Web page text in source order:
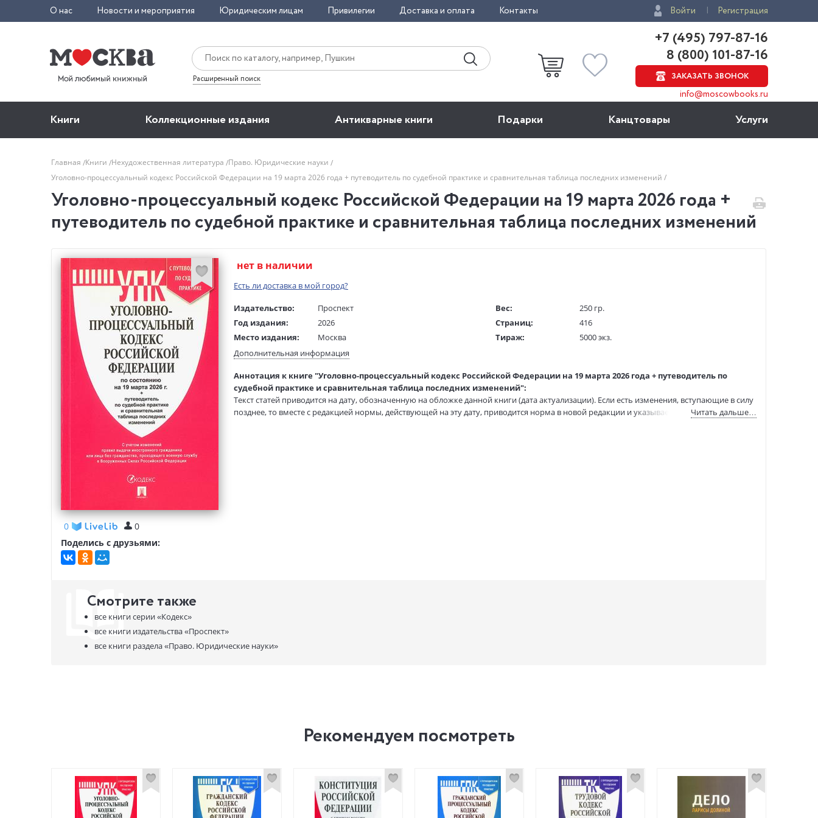
О нас Новости и мероприятия Юридическим лицам Привилегии Доставка и оплата Контакты Войти Регистрация
Расширенный поиск
+7 (495) 797-87-16
8 (800) 101-87-16
ЗАКАЗАТЬ ЗВОНОК
info@moscowbooks.ru
Книги Коллекционные издания Антикварные книги Подарки Канцтовары Услуги
Главная Книги Нехудожественная литература Право. Юридические науки
Уголовно-процессуальный кодекс Российской Федерации на 19 марта 2026 года + путеводитель по судебной практике и сравнительная таблица последних изменений
Уголовно-процессуальный кодекс Российской Федерации на 19 марта 2026 года +
путеводитель по судебной практике и сравнительная таблица последних изменений
0
0
Поделись с друзьями:
нет в наличии
Есть ли доставка в мой город?
Издательство:
Проспект
Год издания:
2026
Место издания:
Москва
Возраст:
16+
Тип обложки:
Мягкая обложка
Формат:
84х108 1/32
Размеры в мм
200x130x18
Вес:
250 гр.
Страниц:
416
Тираж:
5000 экз.
ISBN:
978-5-7986-0217-9
В продаже с:
22.04.2026
Дополнительная информация
Аннотация к книге "Уголовно-процессуальный кодекс Российской Федерации на 19 марта 2026 года + путеводитель по
судебной практике и сравнительная таблица последних изменений":
Текст статей приводится на дату, обозначенную на обложке данной книги (дата актуализации). Если есть изменения, вступающие в силу
позднее, то вместе с редакцией нормы, действующей на эту дату, приводится норма в новой редакции и указывается дата, с которой она
Читать дальше…
Смотрите также
все книги серии«Кодекс»
все книги издательства«Проспект»
все книги раздела«Право. Юридические науки»
Рекомендуем посмотреть